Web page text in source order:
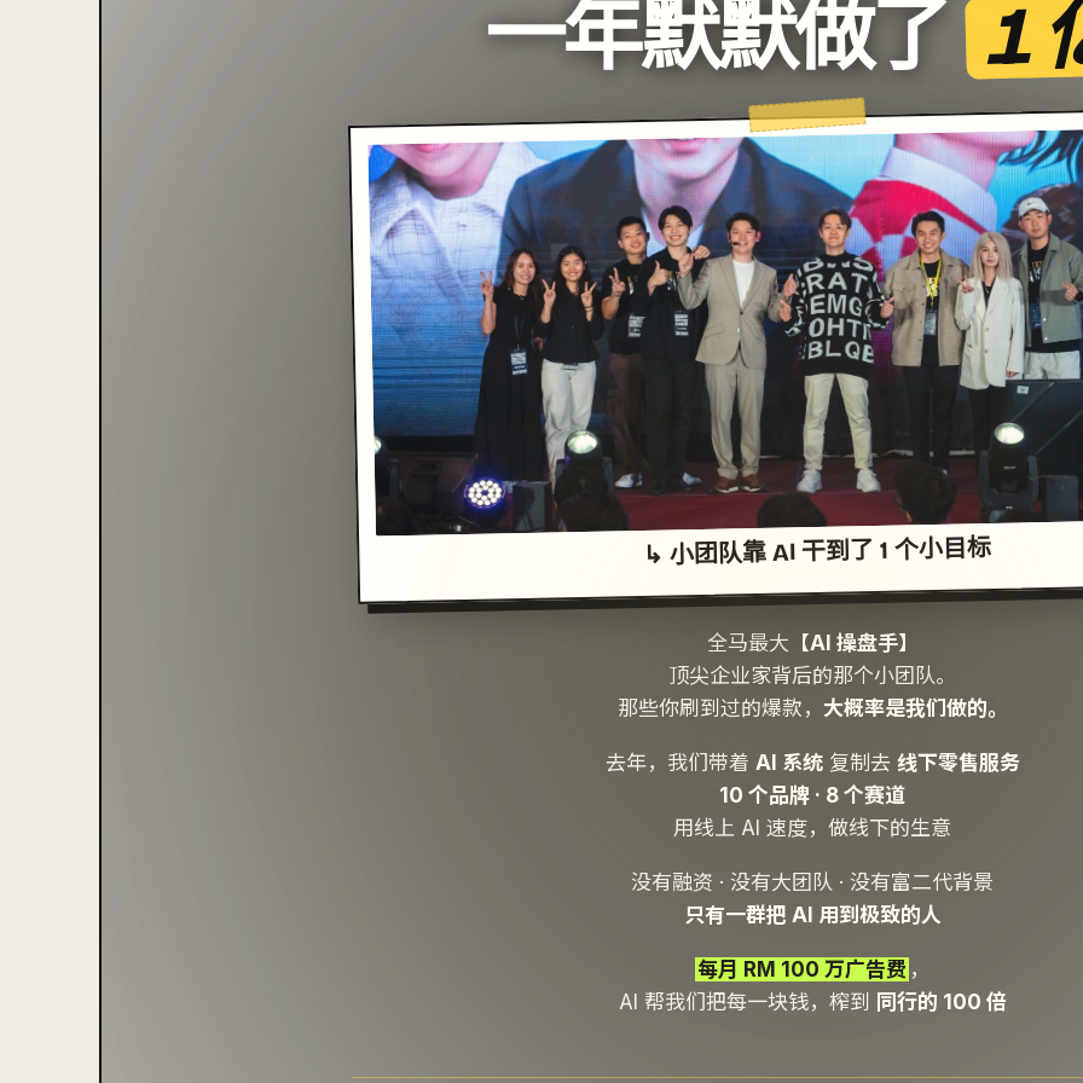
一年默默做了 1
↳ 小团队靠 AI 干到了 1 个小目标
全马最大 【AI 操盘手】
顶尖企业家背后的那个小团队。
那些你刷到过的爆款， 大概率是我们做的。
去年，我们带着 AI 系统复制去 线下零售服务
10 个品牌 · 8 个赛道
用线上 AI 速度，做线下的生意
没有融资 · 没有大团队 · 没有富二代背景
只有一群把 AI 用到极致的人
每月 RM 100 万广告费 ，
AI 帮我们把每一块钱，榨到 同行的 100 倍